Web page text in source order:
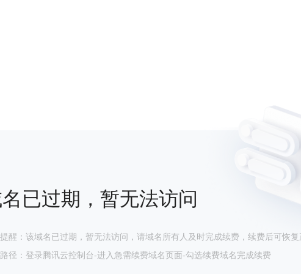
已过期，暂无法访问
醒：该域名已过期，暂无法访问，请域名所有人及时完成续费，续费后可恢复
径：登录腾讯云控制台-进入急需续费域名页面-勾选续费域名完成续费